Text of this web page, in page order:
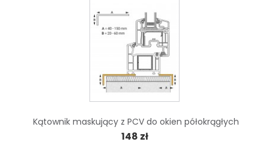
Kątownik maskujący z PCV do okien półokrągłych
148 zł